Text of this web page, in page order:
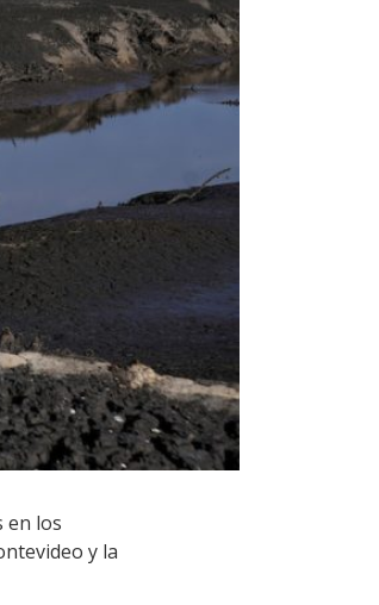
en los
y la